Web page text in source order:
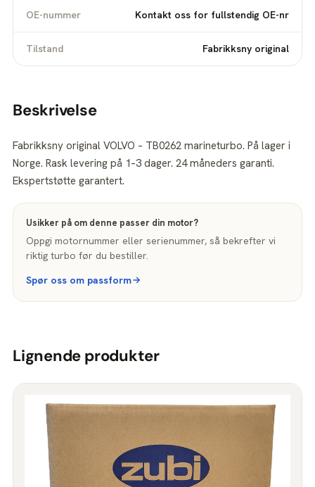
OE-nummer Kontakt oss for fullstendig OE-nr
Tilstand Fabrikksny original
Beskrivelse
Fabrikksny original VOLVO – TB0262 marineturbo. På lager i
Norge. Rask levering på 1–3 dager. 24 måneders garanti.
Ekspertstøtte garantert.
Usikker på om denne passer din motor?
Oppgi motornummer eller serienummer, så bekrefter vi
riktig turbo før du bestiller.
Spør oss om passform
Lignende produkter